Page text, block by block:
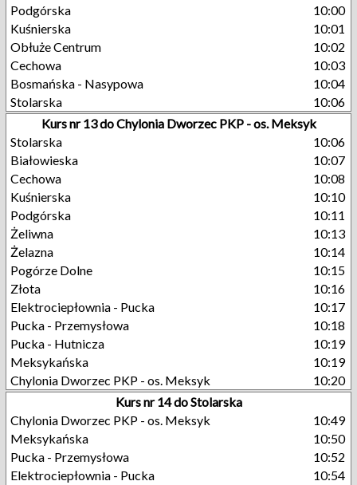
Podgórska
10:00
Kuśnierska
10:01
Obłuże Centrum
10:02
Cechowa
10:03
Bosmańska - Nasypowa
10:04
Stolarska
10:06
Kurs nr 13 do Chylonia Dworzec PKP - os. Meksyk
Stolarska
10:06
Białowieska
10:07
Cechowa
10:08
Kuśnierska
10:10
Podgórska
10:11
Żeliwna
10:13
Żelazna
10:14
Pogórze Dolne
10:15
Złota
10:16
Elektrociepłownia - Pucka
10:17
Pucka - Przemysłowa
10:18
Pucka - Hutnicza
10:19
Meksykańska
10:19
Chylonia Dworzec PKP - os. Meksyk
10:20
Kurs nr 14 do Stolarska
Chylonia Dworzec PKP - os. Meksyk
10:49
Meksykańska
10:50
Pucka - Przemysłowa
10:52
Elektrociepłownia - Pucka
10:54